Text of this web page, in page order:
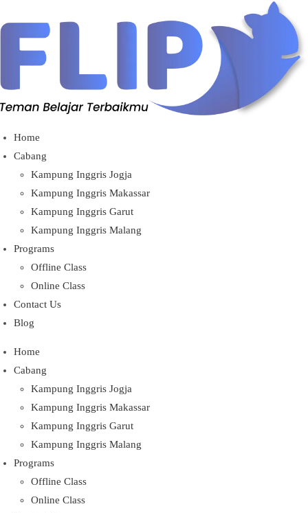
Home
Cabang
Kampung Inggris Jogja
Kampung Inggris Makassar
Kampung Inggris Garut
Kampung Inggris Malang
Programs
Offline Class
Online Class
Contact Us
Blog
Home
Cabang
Kampung Inggris Jogja
Kampung Inggris Makassar
Kampung Inggris Garut
Kampung Inggris Malang
Programs
Offline Class
Online Class